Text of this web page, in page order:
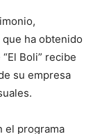
que ha obtenido
Boli” recibe
su empresa
el programa